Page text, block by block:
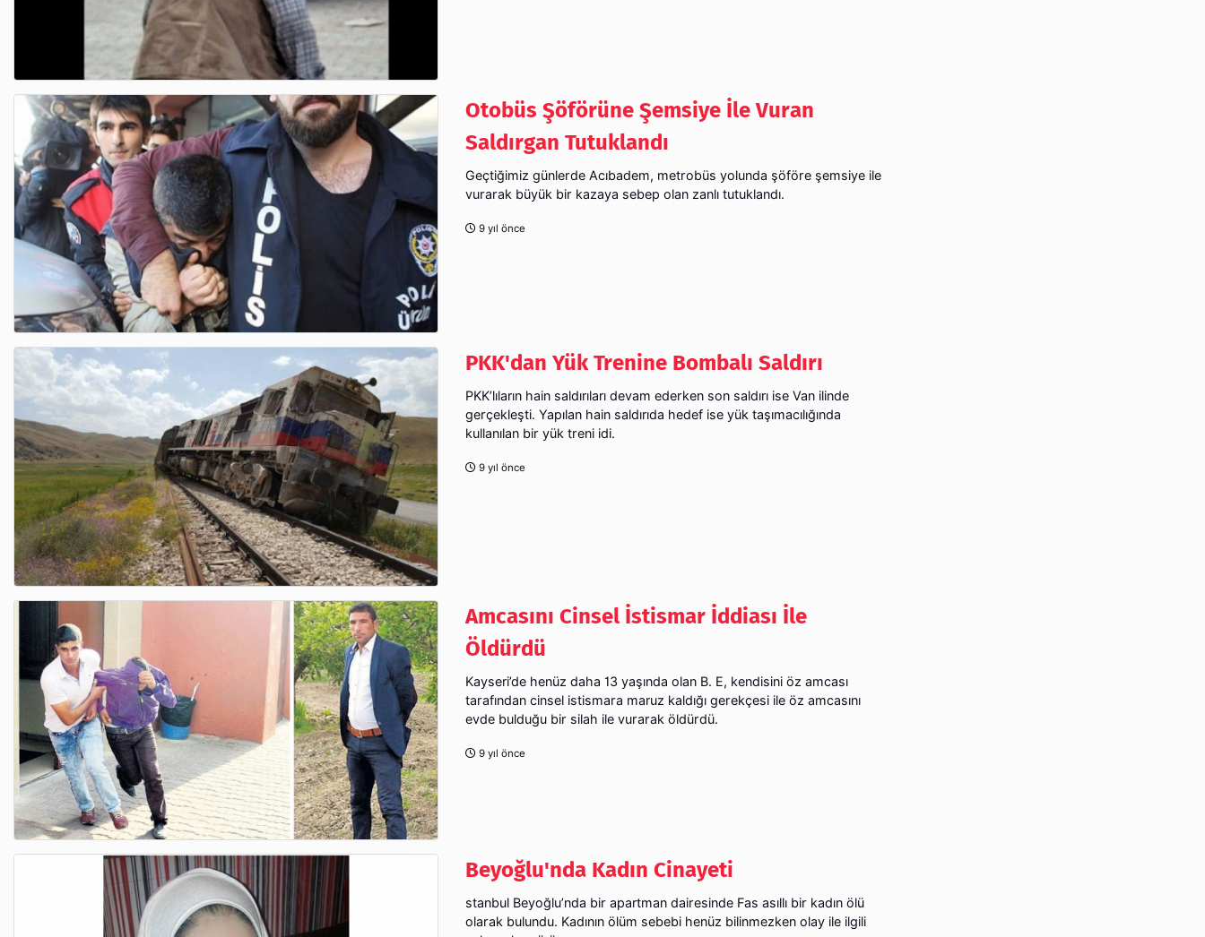
Otobüs Şöförüne Şemsiye İle Vuran
Saldırgan Tutuklandı
Geçtiğimiz günlerde Acıbadem, metrobüs yolunda şöföre şemsiye ile
vurarak büyük bir kazaya sebep olan zanlı tutuklandı.
9 yıl önce
PKK'dan Yük Trenine Bombalı Saldırı
PKK’lıların hain saldırıları devam ederken son saldırı ise Van ilinde
gerçekleşti. Yapılan hain saldırıda hedef ise yük taşımacılığında
kullanılan bir yük treni idi.
9 yıl önce
Amcasını Cinsel İstismar İddiası İle
Öldürdü
Kayseri’de henüz daha 13 yaşında olan B. E, kendisini öz amcası
tarafından cinsel istismara maruz kaldığı gerekçesi ile öz amcasını
evde bulduğu bir silah ile vurarak öldürdü.
9 yıl önce
Beyoğlu'nda Kadın Cinayeti
stanbul Beyoğlu’nda bir apartman dairesinde Fas asıllı bir kadın ölü
olarak bulundu. Kadının ölüm sebebi henüz bilinmezken olay ile ilgili